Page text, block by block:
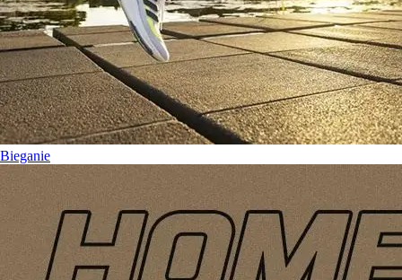
Bieganie